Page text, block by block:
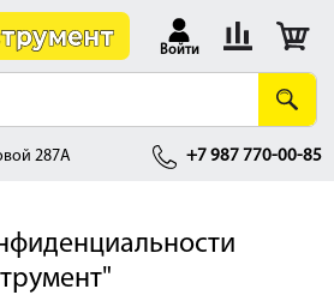
Войти
287А +7 987 770-00-85